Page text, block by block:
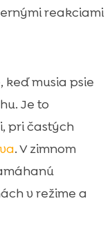
reakciami
keď musia psie
Je to
pri častých
. V zimnom
v režime a